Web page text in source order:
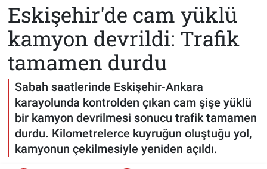
Eskişehir'de cam yüklü
kamyon devrildi: Trafik
tamamen durdu
Sabah saatlerinde Eskişehir-Ankara
karayolunda kontrolden çıkan cam şişe yüklü
bir kamyon devrilmesi sonucu trafik tamamen
durdu. Kilometrelerce kuyruğun oluştuğu yol,
kamyonun çekilmesiyle yeniden açıldı.
DÜNYA
SAĞLIK
MAGAZİN
KADIN
TEKNOLOJİ
Eskişehir Namaz Vakitleri
Eskişehir Trafik Yoğunluk Haritası
Süper Lig Puan Durumu ve Fikstür
Tüm Manşetler
Son Dakika Haberleri